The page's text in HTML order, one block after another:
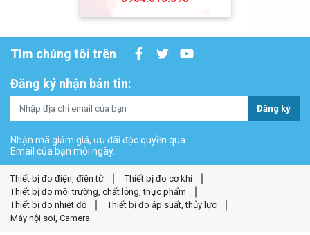
Tìm chúng tôi trên
Đăng ký nhận bản tin:
Đăng ký
Nhận mã giảm giá, ưu đãi độc quyền qua
Email của bạn mỗi ngày.
Thiết bị đo điện, điện tử
Thiết bị đo cơ khí
Thiết bị đo môi trường, chất lỏng, thực phẩm
Thiết bị đo nhiệt độ
Thiết bị đo áp suất, thủy lực
Máy nội soi, Camera